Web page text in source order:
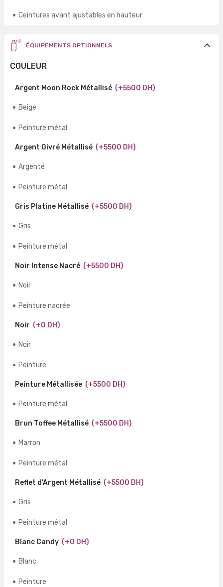
Ceintures avant ajustables en hauteur
ÉQUIPEMENTS OPTIONNELS
COULEUR
Argent Moon Rock Métallisé (+5500 DH)
Beige
Peinture métal
Argent Givré Métallisé (+5500 DH)
Argenté
Peinture métal
Gris Platine Métallisé (+5500 DH)
Gris
Peinture métal
Noir Intense Nacré (+5500 DH)
Noir
Peinture nacrée
Noir (+0 DH)
Noir
Peinture
Peinture Métallisée (+5500 DH)
Peinture métal
Brun Toffee Métallisé (+5500 DH)
Marron
Peinture métal
Reflet d'Argent Métallisé (+5500 DH)
Gris
Peinture métal
Blanc Candy (+0 DH)
Blanc
Peinture